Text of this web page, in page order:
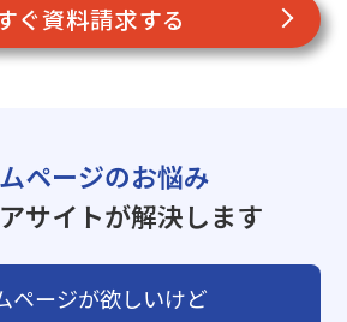
ぐ資料請求する
ページのお悩み
サイトが解決します
ページが欲しいけど